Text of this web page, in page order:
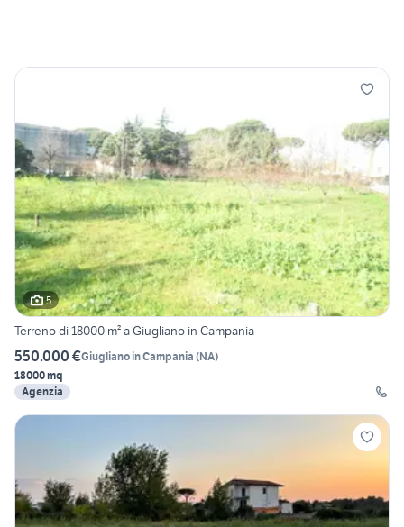
5
Terreno di 18000 m² a Giugliano in Campania
550.000 €Giugliano in Campania (NA)
18000 mq
Agenzia